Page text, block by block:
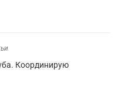
Координирую